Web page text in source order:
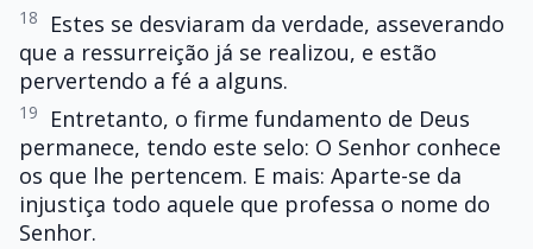
18
Estes se desviaram da verdade, asseverando
que a ressurreição já se realizou, e estão
pervertendo a fé a alguns.
19
Entretanto, o firme fundamento de Deus
permanece, tendo este selo: O Senhor conhece
os que lhe pertencem. E mais: Aparte-se da
injustiça todo aquele que professa o nome do
Senhor.